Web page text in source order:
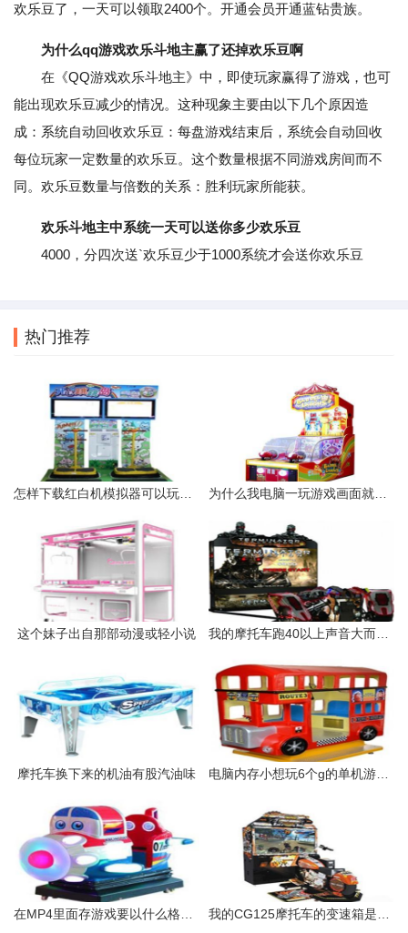
欢乐豆了，一天可以领取2400个。开通会员开通蓝钻贵族。
为什么qq游戏欢乐斗地主赢了还掉欢乐豆啊
在《QQ游戏欢乐斗地主》中，即使玩家赢得了游戏，也可
能出现欢乐豆减少的情况。这种现象主要由以下几个原因造
成：系统自动回收欢乐豆：每盘游戏结束后，系统会自动回收
每位玩家一定数量的欢乐豆。这个数量根据不同游戏房间而不
同。欢乐豆数量与倍数的关系：胜利玩家所能获。
欢乐斗地主中系统一天可以送你多少欢乐豆
4000，分四次送`欢乐豆少于1000系统才会送你欢乐豆
热门推荐
这个妹子出自那部动漫或轻小说
摩托车换下来的机油有股汽油味